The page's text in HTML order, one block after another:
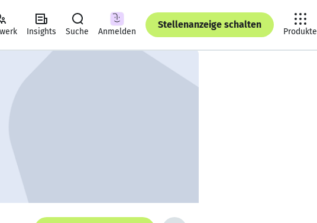
Insights Suche Anmelden
Stellenanzeige schalten
Produkte